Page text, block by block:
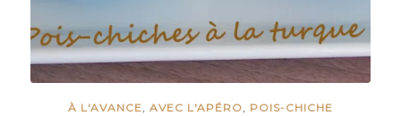
À L'AVANCE, AVEC L'APÉRO, POIS-CHICHE